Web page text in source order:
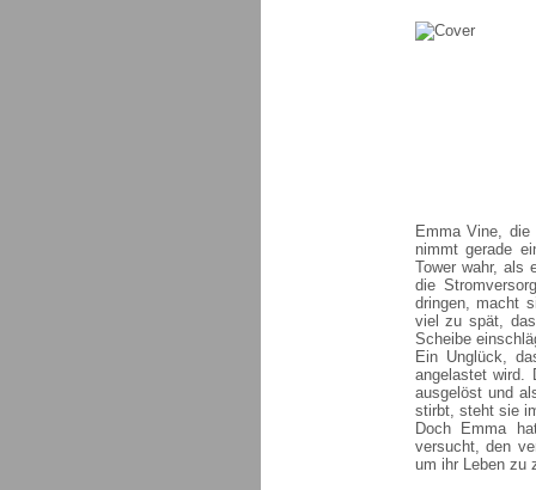
Emma Vine,
nimmt gerade
Tower wahr, als
die
dringen, macht
viel zu spät,
Scheibe
Ein Unglück,
angelastet wird.
ausgelöst und
stirbt, steht sie
Doch Emma
versucht, den
um ihr Leben zu